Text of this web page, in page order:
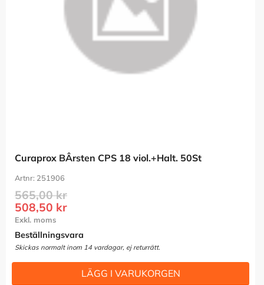
Curaprox BÂrsten CPS 18 viol.+Halt. 50St
251906
508,50 kr
565,00kr
Beställningsvara